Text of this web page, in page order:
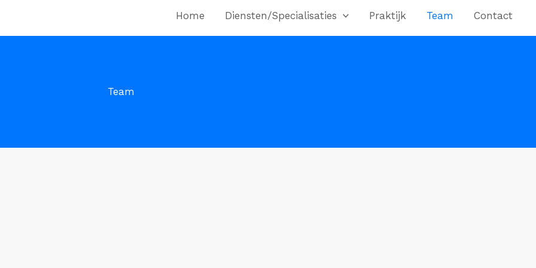
Home Diensten/Specialisaties Praktijk Team Contact
Team